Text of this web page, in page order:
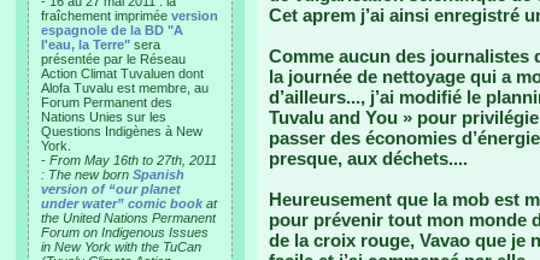
fraîchement imprimée version
espagnole de la BD "A
l'eau, la Terre" sera
présentée par le Réseau
Action Climat Tuvaluen dont
Alofa Tuvalu est membre, au
Forum Permanent des
Nations Unies sur les
Questions Indigènes à New
York.
- From May 16th to 27th, 2011
: The new born Spanish
version of “our planet
under water” comic book at
the United Nations Permanent
Forum on Indigenous Issues
in New York with the TuCan
Cet aprem j’ai ainsi enregistré
Comme aucun des journalistes
la journée de nettoyage qui a
d’ailleurs..., j’ai modifié le
Tuvalu and You » pour
passer des économies
presque, aux déchets....
Heureusement que la mob est
pour prévenir tout mon monde
de la croix rouge, Vavao que je